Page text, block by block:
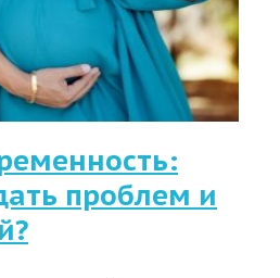
проблем и